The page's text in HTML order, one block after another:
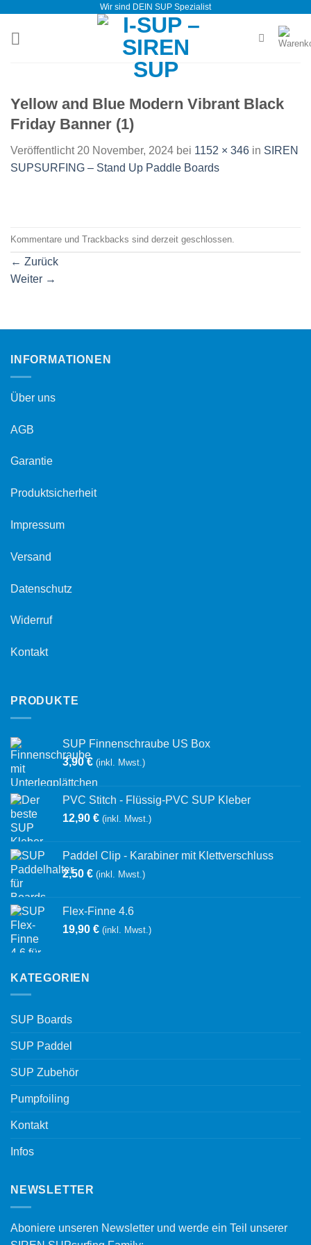
springen
Wir sind DEIN SUP Spezialist
Yellow and Blue Modern Vibrant Black
Friday Banner (1)
Veröffentlicht 20 November, 2024 bei 1152 × 346 in SIREN
SUPSURFING – Stand Up Paddle Boards
Kommentare und Trackbacks sind derzeit geschlossen.
← Zurück
Weiter →
INFORMATIONEN
Über uns
AGB
Garantie
Produktsicherheit
Impressum
Versand
Datenschutz
Widerruf
Kontakt
PRODUKTE
SUP Finnenschraube US Box
3,90€ (inkl. Mwst.)
PVC Stitch - Flüssig-PVC SUP Kleber
12,90 € (inkl. Mwst.)
Paddel Clip - Karabiner mit Klettverschluss
2,50 € (inkl. Mwst.)
Flex-Finne 4.6
19,90 € (inkl. Mwst.)
KATEGORIEN
SUP Boards
SUP Paddel
SUP Zubehör
Pumpfoiling
Kontakt
Infos
NEWSLETTER
Aboniere unseren Newsletter und werde ein Teil unserer